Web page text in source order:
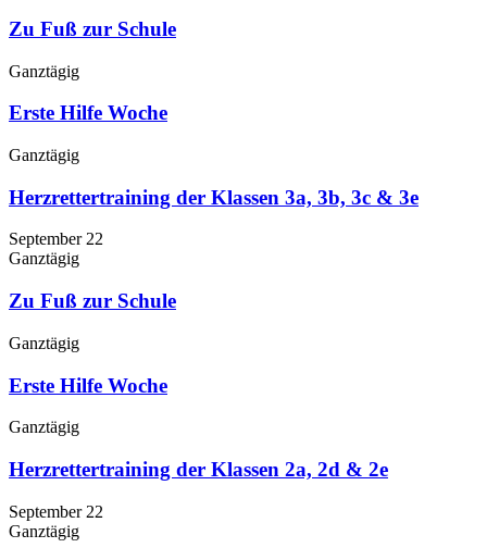
Zu Fuß zur Schule
Ganztägig
Erste Hilfe Woche
Ganztägig
Herzrettertraining der Klassen 3a, 3b, 3c & 3e
September 22
Ganztägig
Zu Fuß zur Schule
Ganztägig
Erste Hilfe Woche
Ganztägig
Herzrettertraining der Klassen 2a, 2d & 2e
September 22
Ganztägig